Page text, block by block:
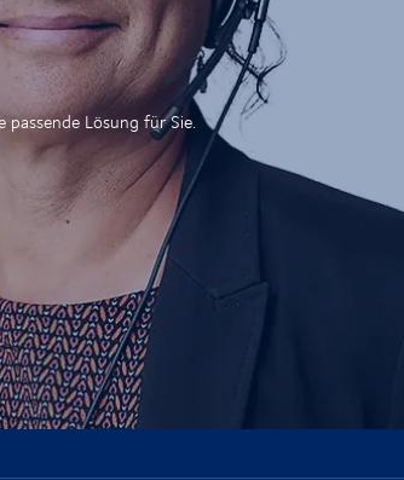
Lösung für Sie.